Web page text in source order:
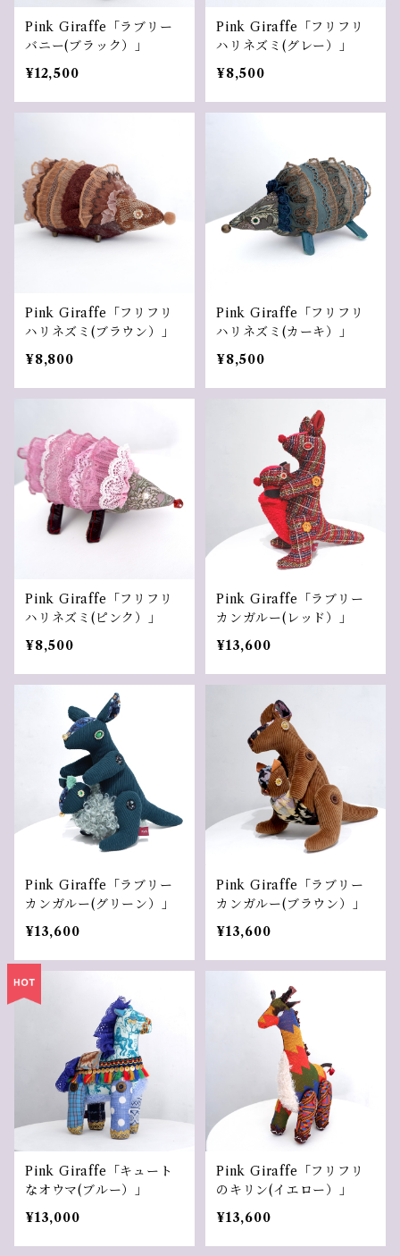
Pink Giraffe「ラブリー
バニー(ブラック）」
¥12,500
Pink Giraffe「フリフリ
ハリネズミ(グレー）」
¥8,500
Pink Giraffe「フリフリ
ハリネズミ(ブラウン）」
¥8,800
Pink Giraffe「フリフリ
ハリネズミ(カーキ）」
¥8,500
Pink Giraffe「フリフリ
ハリネズミ(ピンク）」
¥8,500
Pink Giraffe「ラブリー
カンガルー(レッド）」
¥13,600
Pink Giraffe「ラブリー
カンガルー(グリーン）」
¥13,600
Pink Giraffe「ラブリー
カンガルー(ブラウン）」
¥13,600
Pink Giraffe「キュート
なオウマ(ブルー）」
¥13,000
Pink Giraffe「フリフリ
のキリン(イエロー）」
¥13,600